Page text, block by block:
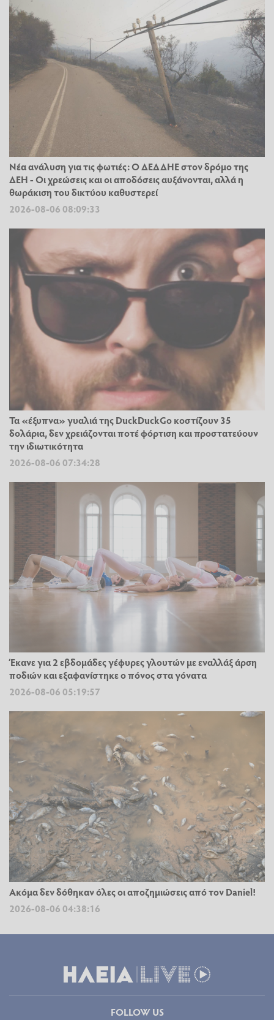
Νέα ανάλυση για τις φωτιές: Ο ΔΕΔΔΗΕ στον δρόμο της
ΔΕΗ - Οι χρεώσεις και οι αποδόσεις αυξάνονται, αλλά η
θωράκιση του δικτύου καθυστερεί
2026-08-06 08:09:33
Τα «έξυπνα» γυαλιά της DuckDuckGo κοστίζουν 35
δολάρια, δεν χρειάζονται ποτέ φόρτιση και προστατεύουν
την ιδιωτικότητα
2026-08-06 07:34:28
Έκανε για 2 εβδομάδες γέφυρες γλουτών με εναλλάξ άρση
ποδιών και εξαφανίστηκε ο πόνος στα γόνατα
2026-08-06 05:19:57
Ακόμα δεν δόθηκαν όλες οι αποζημιώσεις από τον Daniel!
2026-08-06 04:38:16
FOLLOW US